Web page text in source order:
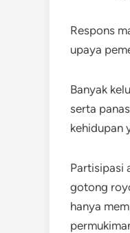
Respons
upaya
Banyak
serta
kehidupan
Partisipasi
gotong
hanya